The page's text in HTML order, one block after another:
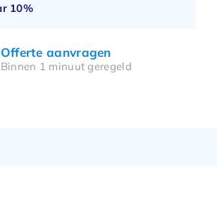
10%
Offerte aanvragen
Binnen 1 minuut geregeld